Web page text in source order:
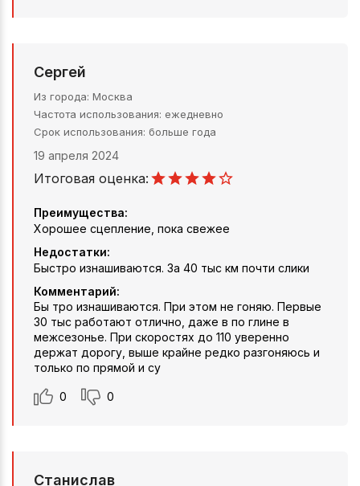
Сергей
Из города Москва
Частота использования ежедневно
Срок использования больше года
19 апреля 2024
Итоговая оценка:
Преимущества:
Хорошее сцепление, пока свежее
Недостатки:
Быстро изнашиваются. За 40 тыс км почти слики
Комментарий:
Бы тро изнашиваются. При этом не гоняю. Первые
30 тыс работают отлично, даже в по глине в
межсезонье. При скоростях до 110 уверенно
держат дорогу, выше крайне редко разгоняюсь и
только по прямой и су
0 0
Станислав